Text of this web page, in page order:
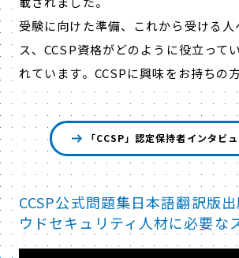
受験に向けた準備、これから受ける人
ス、CCSP資格がどのように役立って
れています。CCSPに興味をお持ちの
「CCSP」認定保持者インタビ
CCSP公式問題集日本語翻訳版
ウドセキュリティ人材に必要な